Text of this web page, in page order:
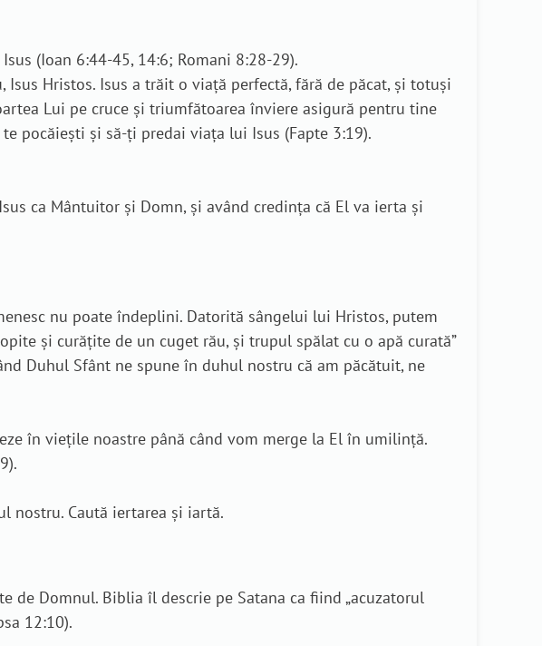
(Ioan 6:44-45, 14:6; Romani 8:28-29).
Hristos. Isus a trăit o viață perfectă, fără de păcat, și totuși
Lui pe cruce și triumfătoarea înviere asigură pentru tine
pocăiești și să-ți predai viața lui Isus (Fapte 3:19).
ca Mântuitor și Domn, și având credința că El va ierta și
nu poate îndeplini. Datorită sângelui lui Hristos, putem
și curățite de un cuget rău, și trupul spălat cu o apă curată”
Duhul Sfânt ne spune în duhul nostru că am păcătuit, ne
în viețile noastre până când vom merge la El în umilință.
nostru. Caută iertarea și iartă.
de Domnul. Biblia îl descrie pe Satana ca fiind „acuzatorul
12:10).